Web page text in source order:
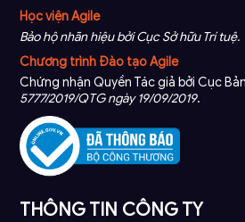
Học viện Agile
Bảo hộ nhãn hiệu bởi Cục Sở hữu Trí tuệ.
Chương trình Đào tạo Agile
Chứng nhận Quyền Tác giả bởi Cục
5777/2019/QTG ngày 19/09/2019.
THÔNG TIN CÔNG TY